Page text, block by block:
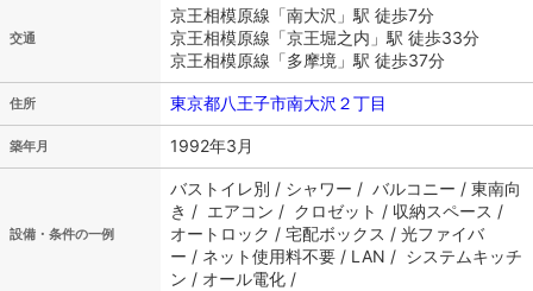
交通
京王相模原線「南大沢」駅 徒歩7分
京王相模原線「京王堀之内」駅 徒歩33分
京王相模原線「多摩境」駅 徒歩37分
住所 東京都八王子市南大沢２丁目
築年月 1992年3月
設備・条件の一例
バストイレ別 / シャワー / バルコニー / 東南向
き / エアコン / クロゼット / 収納スペース /
オートロック / 宅配ボックス / 光ファイバ
ー / ネット使用料不要 / LAN / システムキッチ
ン / オール電化 /